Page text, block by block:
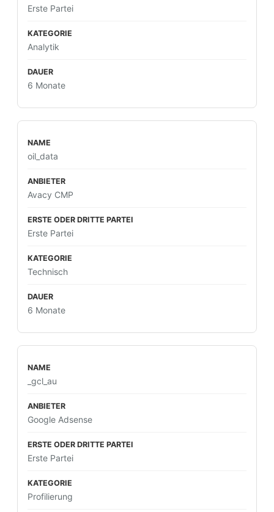
Erste Partei
Analytik
6 Monate
oil_data
Avacy CMP
Erste Partei
Technisch
6 Monate
_gcl_au
Google Adsense
Erste Partei
Profilierung